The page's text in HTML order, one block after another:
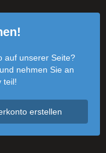
auf unserer Seite?
und nehmen Sie an
teil!
erstellen